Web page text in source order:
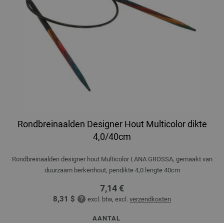
Rondbreinaalden Designer Hout Multicolor dikte
4,0/40cm
Rondbreinaalden designer hout Multicolor LANA GROSSA, gemaakt van
duurzaam berkenhout, pendikte 4,0 lengte 40cm
7,14 €
8,31 $ excl. btw, excl. verzendkosten
AANTAL